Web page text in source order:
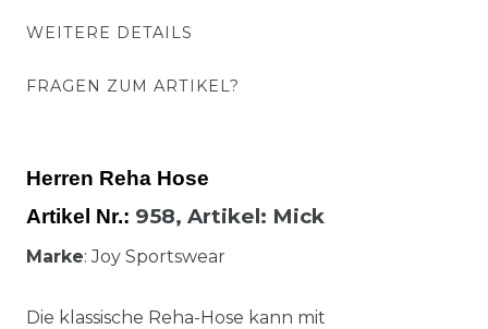
WEITERE DETAILS
FRAGEN ZUM ARTIKEL?
Herren Reha Hose
Artikel Nr.: 958, Artikel: Mick
Marke: Joy Sportswear
Die klassische Reha-Hose kann mit